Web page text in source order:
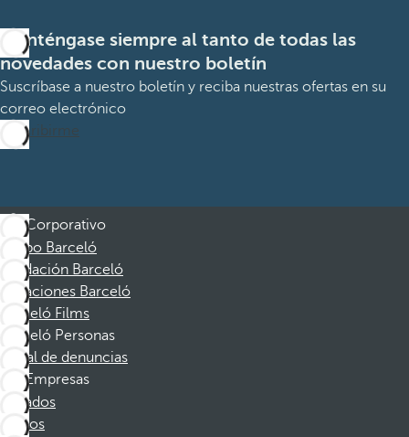
Manténgase siempre al tanto de todas las
novedades con nuestro boletín
Suscríbase a nuestro boletín y reciba nuestras ofertas en su
correo electrónico
Suscribirme
Corporativo
Grupo Barceló
Fundación Barceló
Vacaciones Barceló
Barceló Films
Barceló Personas
Canal de denuncias
Empresas
Afiliados
Socios